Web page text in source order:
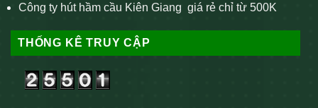
Công ty hút hầm cầu Kiên Giang giá rẻ chỉ từ 500K
THỐNG KÊ TRUY CẬP